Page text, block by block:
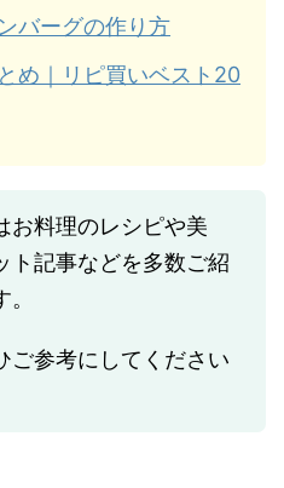
バーグの作り方
め｜リピ買いベスト20
お料理のレシピや美
ト記事などを多数ご紹
ご参考にしてください